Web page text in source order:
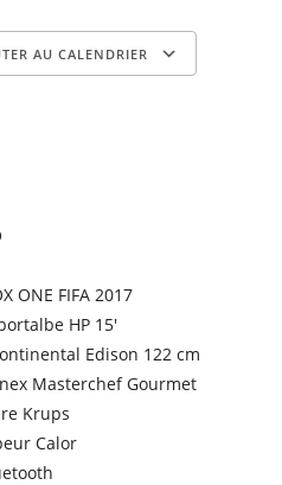
AU CALENDRIER
ONE FIFA 2017
HP 15′
Edison 122 cm
Masterchef Gourmet
Krups
Calor